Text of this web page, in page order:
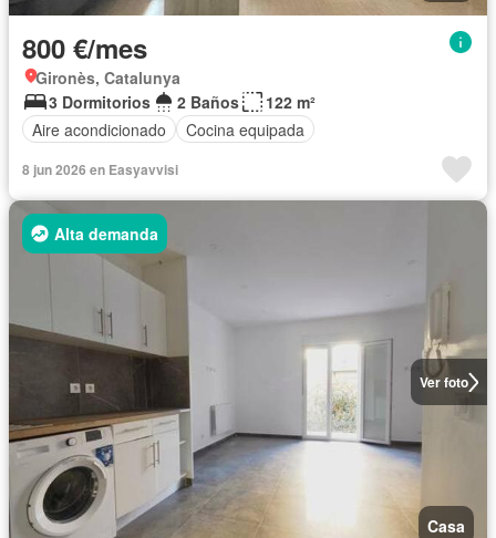
800 €/mes
Gironès, Catalunya
3 Dormitorios
2 Baños
122 m²
Aire acondicionado
Cocina equipada
8 jun 2026 en Easyavvisi
Ver foto
Alta demanda
Casa